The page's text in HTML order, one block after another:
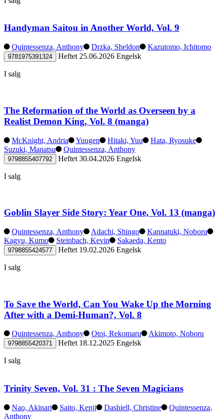
Handyman Saitou in Another World, Vol. 9
Quintessenza, Anthony Drzka, Sheldon Kazutomo, Ichitomo
9781975391324 Heftet 25.06.2026 Engelsk
I salg
The Reformation of the World as Overseen by a
Realist Demon King, Vol. 8 (manga)
McKnight, Andria Yuugen Hitaki, Yuu
Hata, Ryosuke
Suzuki, Manatsu
Quintessenza, Anthony
9798855407792 Heftet 30.04.2026 Engelsk
I salg
Goblin Slayer Side Story: Year One, Vol. 13 (manga)
Quintessenza, Anthony Adachi, Shingo
Kannatuki, Noboru
Kagyu, Kumo
Steinbach, Kevin Sakaeda, Kento
9798855424577 Heftet 19.02.2026 Engelsk
I salg
To Save the World, Can You Wake Up the Morning
After with a Demi-Human?, Vol. 8
Quintessenza, Anthony Otoi, Rekomaru Akimoto, Noboru
9798855420371 Heftet 18.12.2025 Engelsk
I salg
Trinity Seven, Vol. 31 : The Seven Magicians
Nao, Akinari Saito, Kenji Dashiell, Christine
Quintessenza,
Anthony